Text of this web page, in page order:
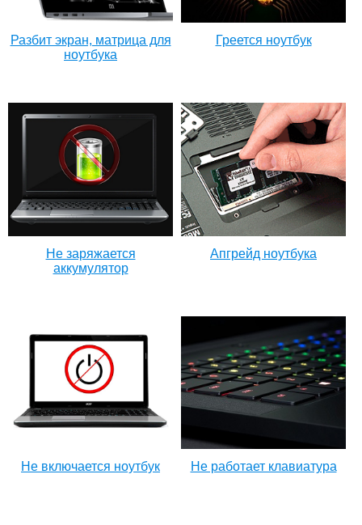
Разбит экран, матрица для
ноутбука
Греется ноутбук
Не заряжается
аккумулятор
Апгрейд ноутбука
Не включается ноутбук Не работает клавиатура